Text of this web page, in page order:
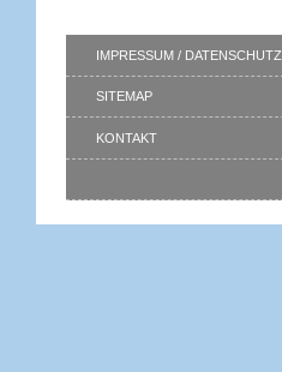
IMPRESSUM / DATENSCHUTZ
SITEMAP
KONTAKT